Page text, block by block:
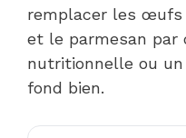
remplacer les
et le parmesan par
nutritionnelle ou
fond bien.